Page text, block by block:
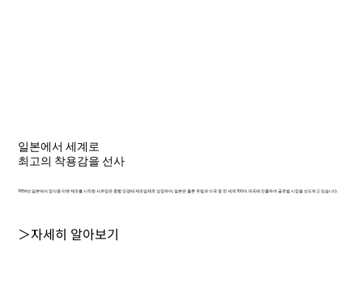
일본에서 세계로
최고의 착용감을 선사
1956년 일본에서 장식용 리벳 제조를 시작한 샤르망은 종합 안경테 제조업체로 성장하여, 일본은 물론 유럽과 미국 등 전 세계 100여 개국에 진출하며 글로벌 시장을 선도하고 있습니다.
＞자세히 알아보기